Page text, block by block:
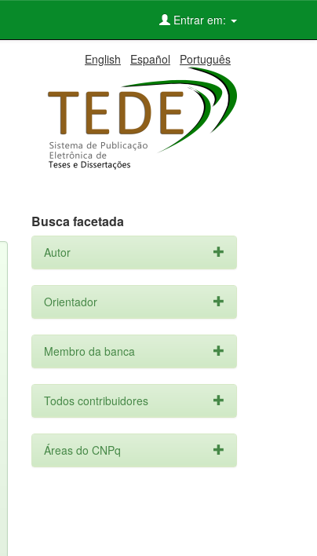
Entrar em:
English Español Português
Busca facetada
Autor
Orientador
Membro da banca
Todos contribuidores
Áreas do CNPq